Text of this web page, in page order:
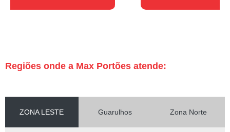
Regiões onde a Max Portões atende:
ZONA LESTE Guarulhos Zona Norte